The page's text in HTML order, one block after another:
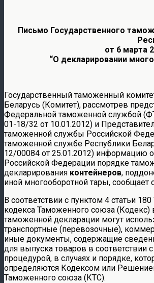
Письмо Государственного
от 6 марта
“О декларировании
Государственный таможенный
Беларусь (Комитет), рассмотрев
Федеральной таможенной службой
01-18/32 от 10.01.2012) и
таможенной службы Российской
таможенной службе Республики
12/00084 от 25.01.2012) информацию
Российской Федерации порядке
декларирования контейнеров,
иной многооборотной тары, сообщает
В соответствии с пунктом 4 статьи
кодекса Таможенного союза (Кодекс)
таможенной декларации могут
транспортные (перевозочные),
иные документы, содержащие
для выпуска товаров в соответствии
процедурой, в случаях и порядке,
определяются Кодексом или
Таможенного союза (КТС).